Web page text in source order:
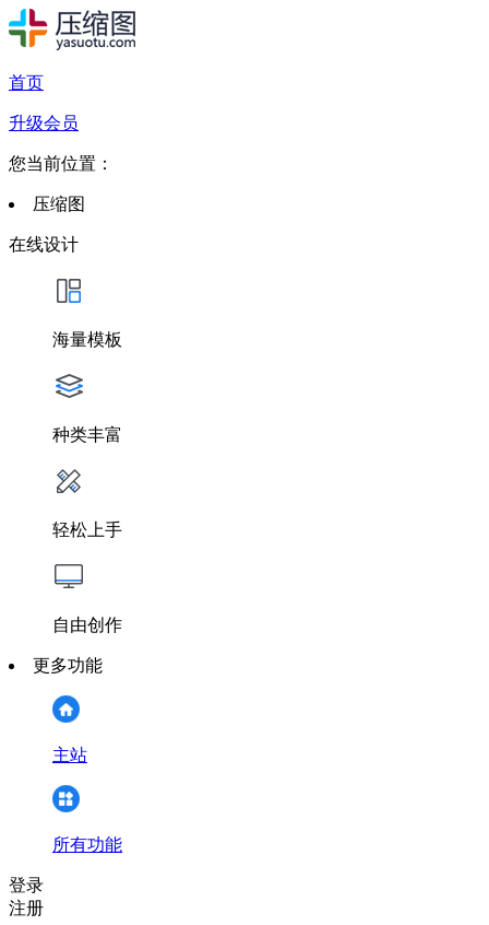
首页
升级会员
您当前位置：
压缩图
在线设计
海量模板
种类丰富
轻松上手
自由创作
更多功能
主站
所有功能
登录
注册